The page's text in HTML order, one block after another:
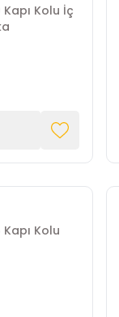
Kolu İç
Kolu